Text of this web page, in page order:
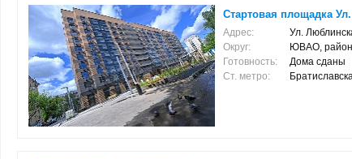
Стартовая площадка
Адрес:
Ул.
Округ:
ЮВАО,
Готовность:
Дома сданы
Ст. метро: